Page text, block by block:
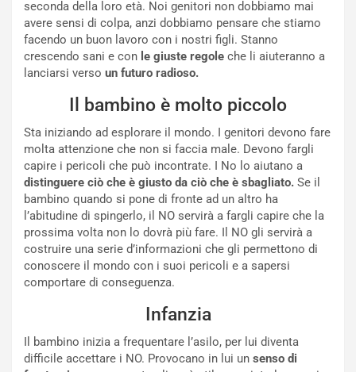
seconda della loro età. Noi genitori non dobbiamo mai
avere sensi di colpa, anzi dobbiamo pensare che stiamo
facendo un buon lavoro con i nostri figli. Stanno
crescendo sani e con le giuste regole che li aiuteranno a
lanciarsi verso un futuro radioso.
Il bambino è molto piccolo
Sta iniziando ad esplorare il mondo. I genitori devono fare
molta attenzione che non si faccia male. Devono fargli
capire i pericoli che può incontrate. I No lo aiutano a
distinguere ciò che è giusto da ciò che è sbagliato. Se il
bambino quando si pone di fronte ad un altro ha
l’abitudine di spingerlo, il NO servirà a fargli capire che la
prossima volta non lo dovrà più fare. Il NO gli servirà a
costruire una serie d’informazioni che gli permettono di
conoscere il mondo con i suoi pericoli e a sapersi
comportare di conseguenza.
Infanzia
Il bambino inizia a frequentare l’asilo, per lui diventa
difficile accettare i NO. Provocano in lui un senso di